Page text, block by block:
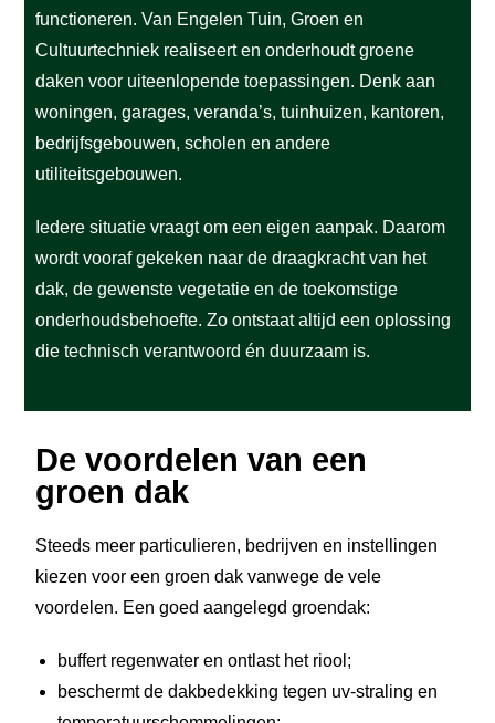
functioneren.Van Engelen Tuin, Groen en
Cultuurtechniek realiseert en onderhoudt groene
daken voor uiteenlopende toepassingen. Denk aan
woningen, garages, veranda’s, tuinhuizen, kantoren,
bedrijfsgebouwen, scholen en andere
utiliteitsgebouwen.
Iedere situatie vraagt om een eigen aanpak. Daarom
wordt vooraf gekeken naar de draagkracht van het
dak, de gewenste vegetatie en de toekomstige
onderhoudsbehoefte. Zo ontstaat altijd een oplossing
die technisch verantwoord én duurzaam is.
De voordelen van een
groen dak
Steeds meer particulieren, bedrijven en instellingen
kiezen voor een groen dak vanwege de vele
voordelen. Een goed aangelegd groendak:
buffert regenwater en ontlast het riool;
beschermt de dakbedekking tegen uv-straling en